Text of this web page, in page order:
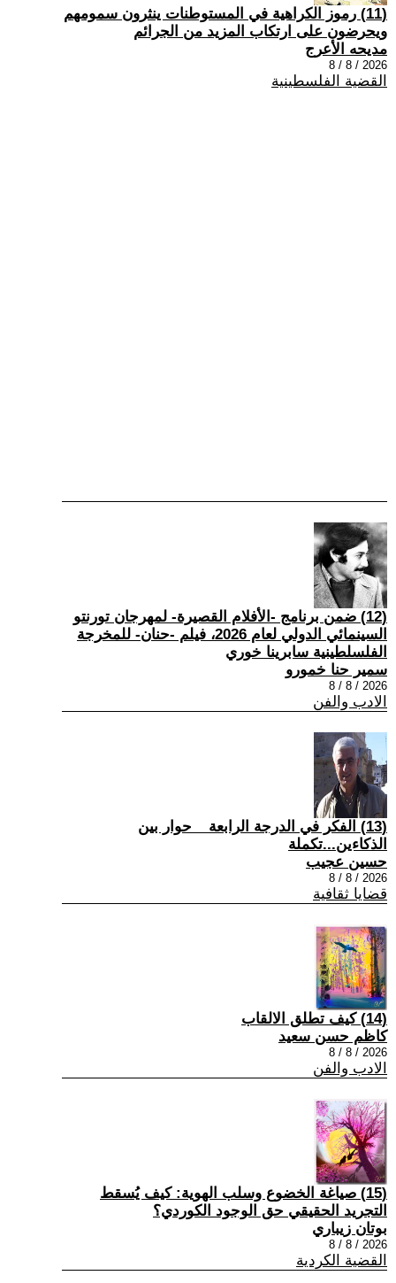
(11) رموز الكراهية في المستوطنات ينثرون سمومهم
ويحرضون على ارتكاب المزيد من الجرائم
مديحه الأعرج
2026 / 8 / 8
القضية الفلسطينية
(12) ضمن برنامج -الأفلام القصيرة- لمهرجان تورنتو
السينمائي الدولي لعام 2026، فيلم -حنان- للمخرجة
الفلسلطينية سابرينا خوري
سمير حنا خمورو
2026 / 8 / 8
الادب والفن
(13) الفكر في الدرجة الرابعة _ حوار بين
الذكاءين...تكملة
حسين عجيب
2026 / 8 / 8
قضايا ثقافية
(14) كيف تطلق الالقاب
كاظم حسن سعيد
2026 / 8 / 8
الادب والفن
(15) صياغة الخضوع وسلب الهوية: كيف يُسقط
التجريد الحقيقي حق الوجود الكوردي؟
بوتان زيباري
2026 / 8 / 8
القضية الكردية